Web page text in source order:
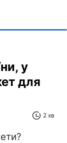
у
для
2 хв